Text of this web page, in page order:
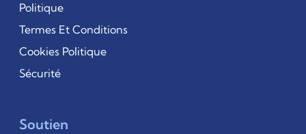
Politique
Termes Et Conditions
Cookies Politique
Sécurité
Soutien